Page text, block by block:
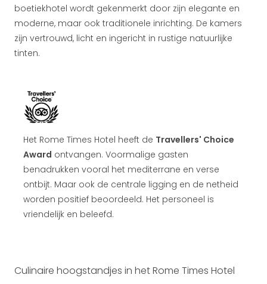
boetiekhotel wordt gekenmerkt door zijn elegante en
moderne, maar ook traditionele inrichting. De kamers
zijn vertrouwd, licht en ingericht in rustige natuurlijke
tinten.
Het Rome Times Hotel heeft de Travellers' Choice
Award ontvangen. Voormalige gasten
benadrukken vooral het mediterrane en verse
ontbijt. Maar ook de centrale ligging en de netheid
worden positief beoordeeld. Het personeel is
vriendelijk en beleefd.
Culinaire hoogstandjes in het Rome Times Hotel